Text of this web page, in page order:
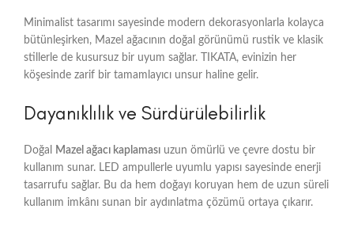
Minimalist tasarımı sayesinde modern dekorasyonlarla kolayca
bütünleşirken, Mazel ağacının doğal görünümü rustik ve klasik
stillerle de kusursuz bir uyum sağlar. TIKATA, evinizin her
köşesinde zarif bir tamamlayıcı unsur haline gelir.
Dayanıklılık ve Sürdürülebilirlik
Doğal Mazel ağacı kaplaması uzun ömürlü ve çevre dostu bir
kullanım sunar. LED ampullerle uyumlu yapısı sayesinde enerji
tasarrufu sağlar. Bu da hem doğayı koruyan hem de uzun süreli
kullanım imkânı sunan bir aydınlatma çözümü ortaya çıkarır.